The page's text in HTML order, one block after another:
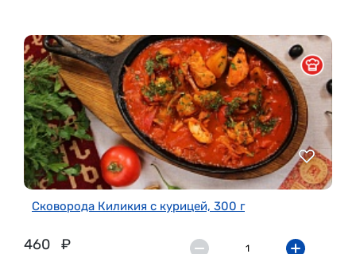
Сковорода Киликия с курицей, 300 г
460 ₽